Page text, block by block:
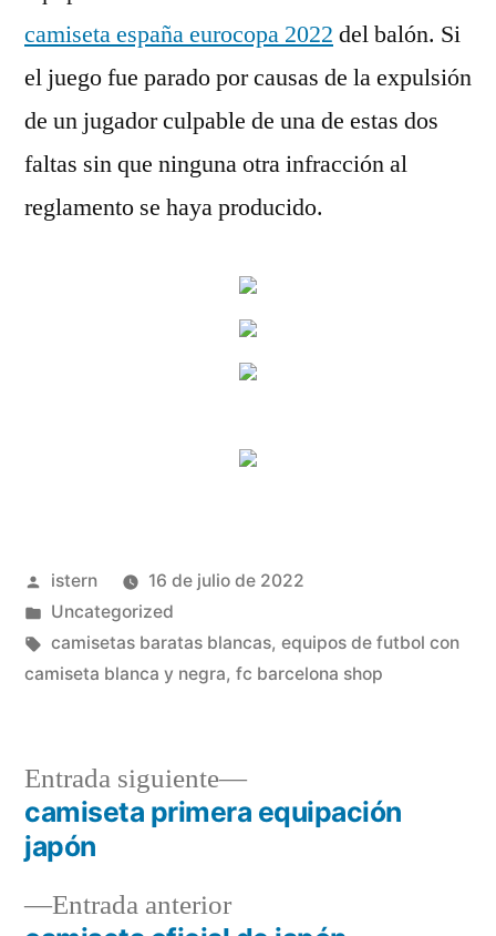
camiseta españa eurocopa 2022 del balón. Si
el juego fue parado por causas de la expulsión
de un jugador culpable de una de estas dos
faltas sin que ninguna otra infracción al
reglamento se haya producido.
Publicado
por
istern
16 de julio de 2022
Publicado
en
Uncategorized
Etiquetas:
camisetas baratas blancas, equipos de futbol con
camiseta blanca y negra, fc barcelona shop
Navegación
Entrada anteriorEntrada
Entrada siguiente
Entrada
siguiente:
camiseta primera equipación
japón